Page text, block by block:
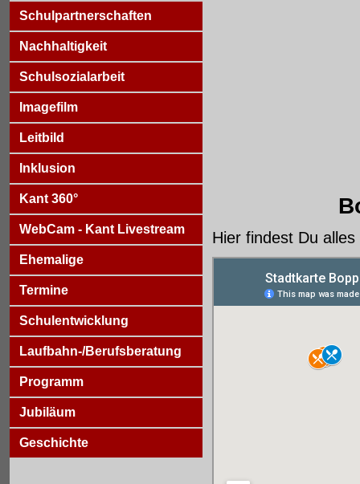
Schulpartnerschaften
Nachhaltigkeit
Schulsozialarbeit
Imagefilm
Leitbild
Inklusion
Kant 360°
WebCam - Kant Livestream
Ehemalige
Termine
Schulentwicklung
Laufbahn-/Berufsberatung
Programm
Jubiläum
Geschichte
Hier findest Du